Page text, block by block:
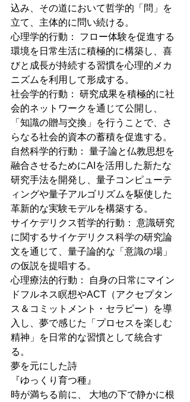
込み、その道において哲学的「問」を
立て、主体的に問い続ける。
心理学的行動： フロー体験を促進する
環境を日常生活に積極的に構築し、喜
びと成長が持続する習慣を心理的メカ
ニズムを利用して形成する。
社会学的行動： 研究成果を積極的に社
会的ネットワークを通じて公開し、
「知識の贈与交換」を行うことで、さ
らなる社会的資本の蓄積を促進する。
自然科学的行動： 量子論と仏教思想を
融合させるためにAIを活用した新たな
研究手法を開発し、量子コンピューテ
ィングや量子アルゴリズムを駆使した
革新的な実験モデルを構築する。
サイケデリクス哲学的行動： 意識研究
に関するサイケデリクス科学の研究論
文を通じて、量子論的な「意識の場」
の仮説を提唱する。
心理療法的行動： 自身の日常にマイン
ドフルネス瞑想やACT（アクセプタン
ス＆コミットメント・セラピー）を導
入し、夢で感じた「プロセスを楽しむ
精神」を日常的な習慣として統合す
る。
夢を元にした詩
『ゆっくり育つ種』
時が満ちる前に、 大地の下で静かに根